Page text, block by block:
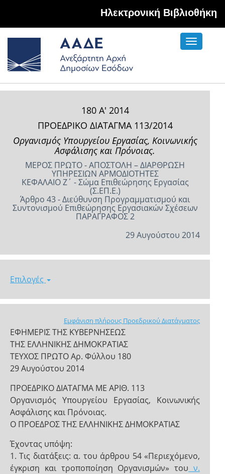
Hλεκτρονική Βιβλιοθήκη
Toggle
180 Α' 2014
ΠΡΟΕΔΡΙΚΟ ΔΙΑΤΑΓΜΑ 113/2014
Οργανισμός Υπουργείου Εργασίας, Κοινωνικής
Ασφάλισης και Πρόνοιας.
ΜΕΡΟΣ ΠΡΩΤΟ - ΑΠΟΣΤΟΛΗ – ΔΙΑΡΘΡΩΣΗ
ΥΠΗΡΕΣΙΩΝ ΑΡΜΟΔΙΟΤΗΤΕΣ
ΚΕΦΑΛΑΙΟ Ζ΄ - Σώμα Επιθεώρησης Εργασίας
(Σ.ΕΠ.Ε.)
Άρθρο 43 - Διεύθυνση Προγραμματισμού και
Συντονισμού Επιθεώρησης Εργασιακών Σχέσεων
ΠΑΡΑΓΡΑΦΟΣ 2
29 Αυγούστου 2014
Επιλογές
Εμφάνιση πλήρους Προεδρικού Διατάγματος
ΕΦΗΜΕΡΙΣ ΤΗΣ ΚΥΒΕΡΝΗΣΕΩΣ
ΤΗΣ ΕΛΛΗΝΙΚΗΣ ΔΗΜΟΚΡΑΤΙΑΣ
ΤΕΥΧΟΣ ΠΡΩΤΟ Αρ. Φύλλου 180
29 Αυγούστου 2014
ΠΡΟΕΔΡΙΚΟ ΔΙΑΤΑΓΜΑ ΜΕ ΑΡΙΘ. 113
Οργανισμός Υπουργείου Εργασίας, Κοινωνικής
Ασφάλισης και Πρόνοιας.
Ο ΠΡΟΕΔΡΟΣ ΤΗΣ ΕΛΛΗΝΙΚΗΣ ΔΗΜΟΚΡΑΤΙΑΣ
Έχοντας υπόψη:
1. Τις διατάξεις: α. του άρθρου 54 «Περιεχόμενο,
έγκριση και τροποποίηση Οργανισμών» του ν.